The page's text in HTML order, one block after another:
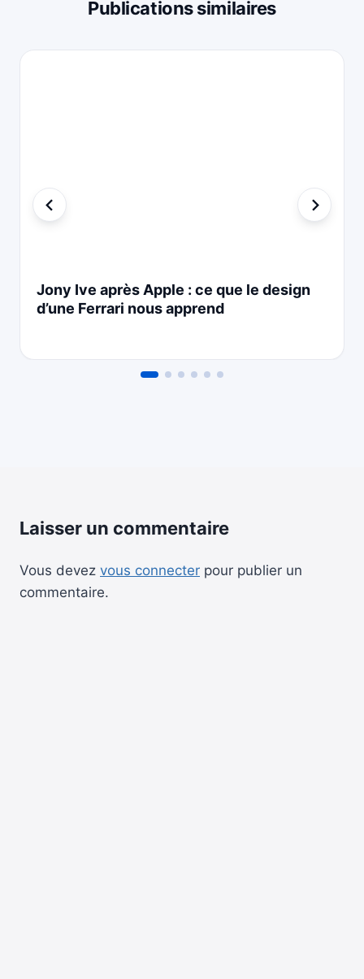
Publications similaires
Jony Ive après Apple : ce que le design
d’une Ferrari nous apprend
Laisser un commentaire
Vous devez vous connecter pour publier un
commentaire.